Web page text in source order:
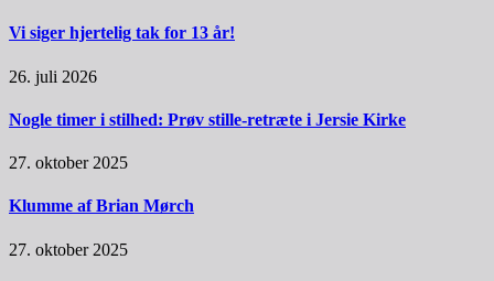
Vi siger hjertelig tak for 13 år!
26. juli 2026
Nogle timer i stilhed: Prøv stille-retræte i Jersie Kirke
27. oktober 2025
Klumme af Brian Mørch
27. oktober 2025